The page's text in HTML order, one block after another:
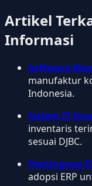
Artikel
Informasi
Software
manufaktur
Indonesia.
Sistem IT
inventaris
sesuai DJBC.
Pentingnya
adopsi ERP